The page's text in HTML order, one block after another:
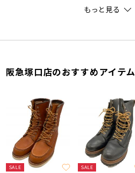
もっと見る
阪急塚口店のおすすめアイテム
SALE SALE